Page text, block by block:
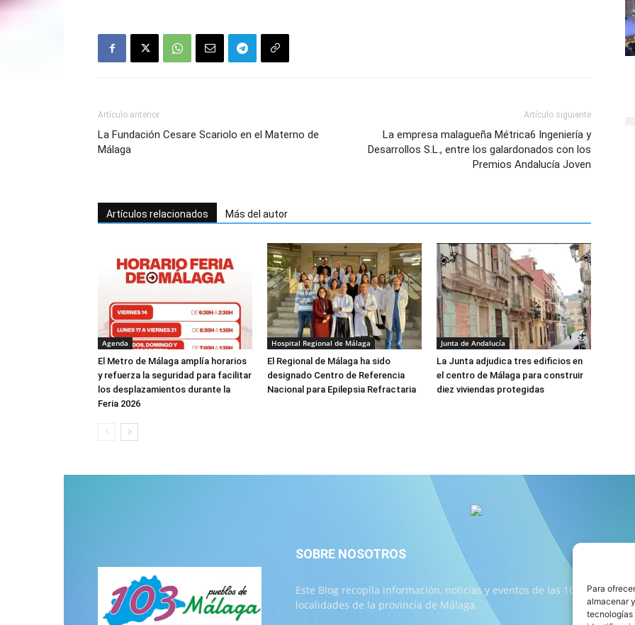
Para
almacenar
tecnologías
Artículo anterior
La Fundación Cesare Scariolo en el Materno de
Málaga
Artículo siguiente
La empresa malagueña Métrica6 Ingeniería y
Desarrollos S.L., entre los galardonados con los
Premios Andalucía Joven
Artículos relacionados Más del autor
Agenda
El Metro de Málaga amplía horarios
y refuerza la seguridad para facilitar
los desplazamientos durante la
Feria 2026
Hospital Regional de Málaga
El Regional de Málaga ha sido
designado Centro de Referencia
Nacional para Epilepsia Refractaria
Junta de Andalucía
La Junta adjudica tres edificios en
el centro de Málaga para construir
diez viviendas protegidas
SOBRE NOSOTROS
Este Blog recopila información, noticias y eventos de las 103
localidades de la provincia de Málaga.